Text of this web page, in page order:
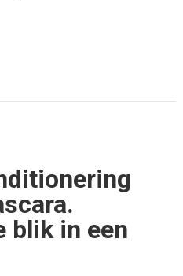
blik in een